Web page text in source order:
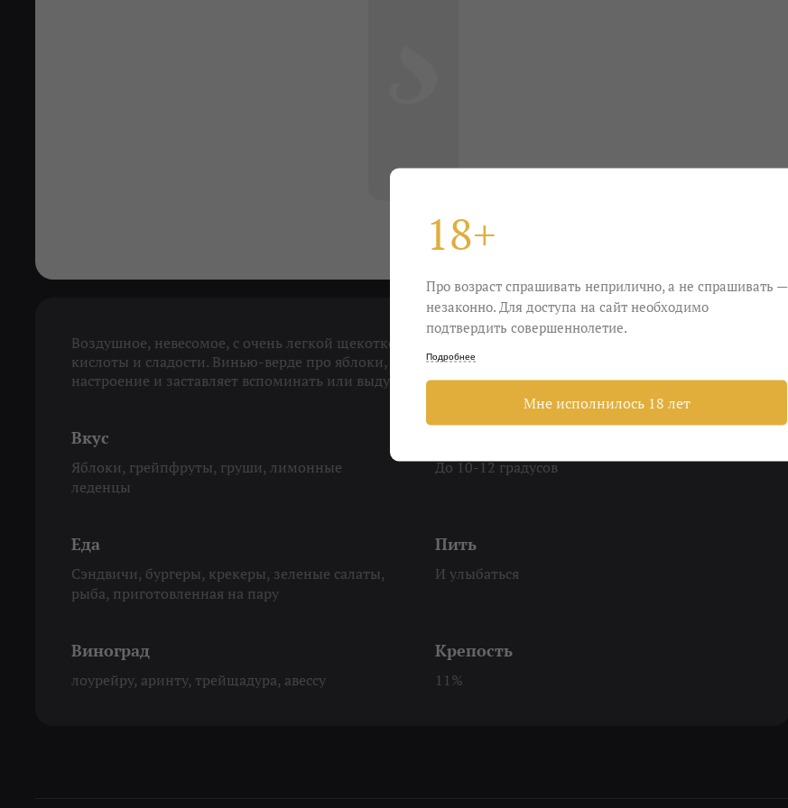
Воздушное, невесомое, с очень легкой щекоткой едва ощутимых пузырьков и классным балансом
кислоты и сладости. Винью-верде про яблоки, грейпфруты и толстокожие груши на раз поднимает
настроение и заставляет вспоминать или выдумывать самые смешные похождения.
Вкус
Яблоки, грейпфруты, груши, лимонные
леденцы
До 10-12 градусов
Еда
Сэндвичи, бургеры, крекеры, зеленые салаты,
рыба, приготовленная на пару
Пить
И улыбаться
Виноград
лоурейру, аринту, трейщадура, авессу
Крепость
11%
18+
Про возраст спрашивать неприлично, а не спрашивать —
незаконно. Для доступа на сайт необходимо
подтвердить совершеннолетие.
Подробнее
Мне исполнилось 18 лет